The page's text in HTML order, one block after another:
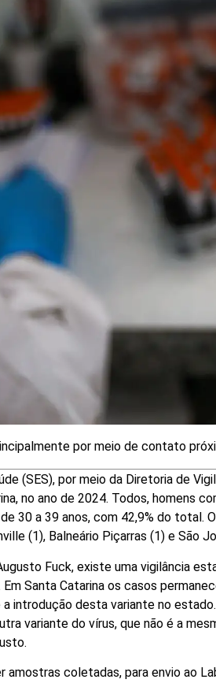
por meio de contato
(SES), por meio da Diretoria de
no ano de 2024. Todos, homens
30 a 39 anos, com 42,9% do total.
(1), Balneário Piçarras (1) e São
Fuck, existe uma vigilância
Santa Catarina os casos
introdução desta variante no
variante do vírus, que não é a
coletadas, para envio ao